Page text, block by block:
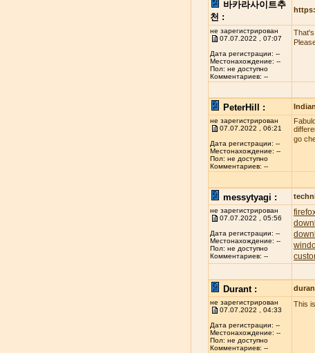
바카라사이트추
천 :
не зарегистрирован
07.07.2022 , 07:07
Дата регистрации: --
Местонахождение: --
Пол: не доступно
Комментариев: --
PeterHill :
не зарегистрирован
07.07.2022 , 06:21
Дата регистрации: --
Местонахождение: --
Пол: не доступно
Комментариев: --
go
messytyagi :
не зарегистрирован
07.07.2022 , 05:56
Дата регистрации: --
Местонахождение: --
Пол: не доступно
Комментариев: --
Durant :
не зарегистрирован
07.07.2022 , 04:33
Дата регистрации: --
Местонахождение: --
Пол: не доступно
Комментариев: --
This